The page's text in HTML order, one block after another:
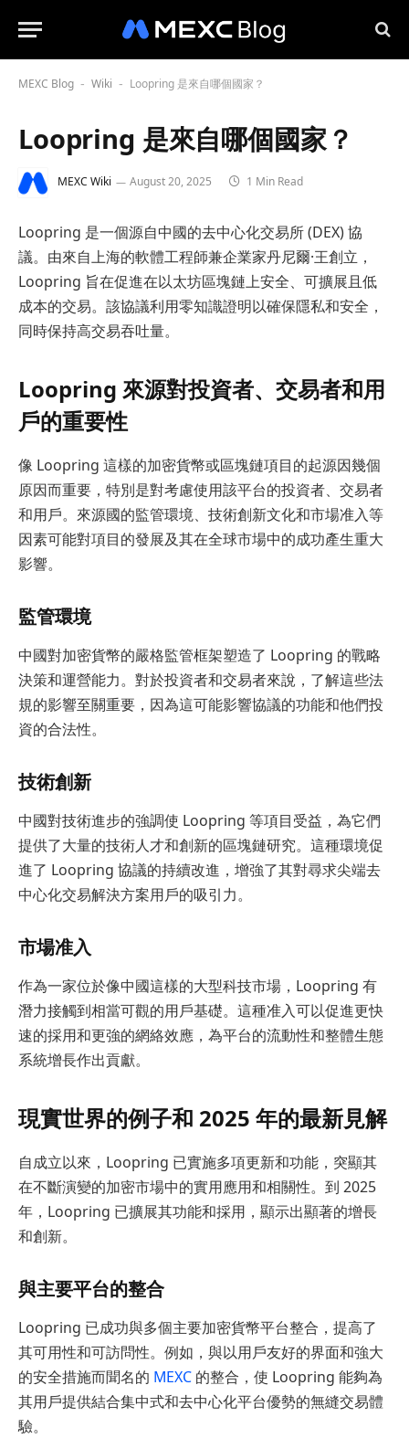
MEXC Blog - Wiki - Loopring 是來自哪個國家？
Loopring 是來自哪個國家？
MEXC Wiki August 20, 2025 1 Min Read
Loopring 是一個源自中國的去中心化交易所 (DEX) 協
議。由來自上海的軟體工程師兼企業家丹尼爾·王創立，
Loopring 旨在促進在以太坊區塊鏈上安全、可擴展且低
成本的交易。該協議利用零知識證明以確保隱私和安全，
同時保持高交易吞吐量。
Loopring 來源對投資者、交易者和用
戶的重要性
像 Loopring 這樣的加密貨幣或區塊鏈項目的起源因幾個
原因而重要，特別是對考慮使用該平台的投資者、交易者
和用戶。來源國的監管環境、技術創新文化和市場准入等
因素可能對項目的發展及其在全球市場中的成功產生重大
影響。
監管環境
中國對加密貨幣的嚴格監管框架塑造了 Loopring 的戰略
決策和運營能力。對於投資者和交易者來說，了解這些法
規的影響至關重要，因為這可能影響協議的功能和他們投
資的合法性。
技術創新
中國對技術進步的強調使 Loopring 等項目受益，為它們
提供了大量的技術人才和創新的區塊鏈研究。這種環境促
進了 Loopring 協議的持續改進，增強了其對尋求尖端去
中心化交易解決方案用戶的吸引力。
市場准入
作為一家位於像中國這樣的大型科技市場，Loopring 有
潛力接觸到相當可觀的用戶基礎。這種准入可以促進更快
速的採用和更強的網絡效應，為平台的流動性和整體生態
系統增長作出貢獻。
現實世界的例子和 2025 年的最新見解
自成立以來，Loopring 已實施多項更新和功能，突顯其
在不斷演變的加密市場中的實用應用和相關性。到 2025
年，Loopring 已擴展其功能和採用，顯示出顯著的增長
和創新。
與主要平台的整合
Loopring 已成功與多個主要加密貨幣平台整合，提高了
其可用性和可訪問性。例如，與以用戶友好的界面和強大
的安全措施而聞名的 MEXC 的整合，使 Loopring 能夠為
其用戶提供結合集中式和去中心化平台優勢的無縫交易體
驗。